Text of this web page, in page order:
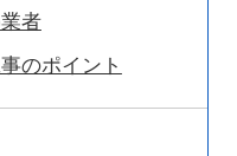
者
のポイント